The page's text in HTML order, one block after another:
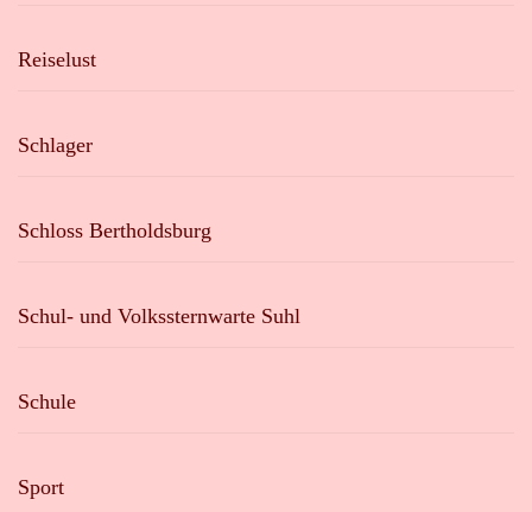
Reiselust
Schlager
Schloss Bertholdsburg
Schul- und Volkssternwarte Suhl
Schule
Sport